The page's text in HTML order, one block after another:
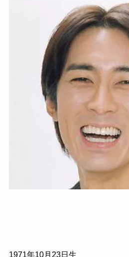
1971年10月 23日生